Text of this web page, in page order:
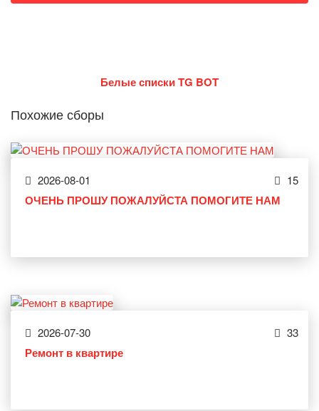
Белые списки TG BOT
Похожие сборы
2026-08-01 15
ОЧЕНЬ ПРОШУ ПОЖАЛУЙСТА ПОМОГИТЕ НАМ
2026-07-30 33
Ремонт в квартире